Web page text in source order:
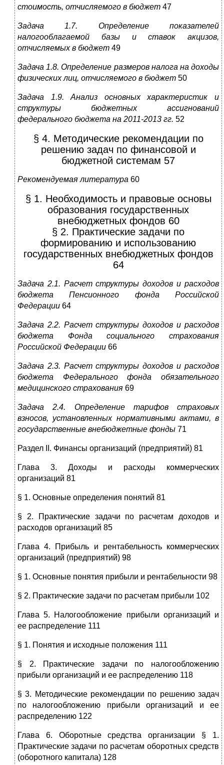
стоимость, отчисляемого в бюджет 47
Задача 1.7. Определение показателей
налогооблагаемой базы и ставок акцизов,
отчисляемых в бюджет 49
Задача 1.8. Определение размеров налога на доходы
физических лиц, отчисляемого в бюджет 50
Задача 1.9. Анализ основных характеристик и
структуры бюджетных ассигнований
федерального бюджета на 2011-2013 гг. 52
§ 4. Методические рекомендации по
решению задач по финансовой и
бюджетной системам 57
Рекомендуемая литература 60
§ 1. Необходимость и правовые основы
образования государственных
внебюджетных фондов 60
§ 2. Практические задачи по
формированию и использованию
государственных внебюджетных фондов
64
Задача 2.1. Расчет структуры доходов и расходов
бюджета Пенсионного фонда Российской
Федерации 64
Задача 2.2. Расчет структуры доходов и расходов
бюджета Фонда социального страхования
Российской Федерации 66
Задача 2.3. Расчет структуры доходов и расходов
бюджета Федерального фонда обязательного
медицинского страхования 69
Задача 2.4. Определение тарифов страховых
взносов, установленных нормативными актами, в
государственные внебюджетные фонды 71
Раздел II. Финансы организаций (предприятий) 81
Глава 3. Доходы и расходы коммерческих
организаций 81
§ 1. Основные определения понятий 81
§ 2. Практические задачи по расчетам доходов и
расходов организаций 85
Глава 4. Прибыль и рентабельность коммерческих
организаций (предприятий) 98
§ 1. Основные понятия прибыли и рентабельности 98
§ 2. Практические задачи по расчетам прибыли 102
Глава 5. Налогообложение прибыли организаций и
ее распределение 111
§ 1. Понятия и исходные положения 111
§ 2. Практические задачи по налогообложению
прибыли организаций и ее распределению 118
§ 3. Методические рекомендации по решению задач
по налогообложению прибыли организаций и ее
распределению 122
Глава 6. Оборотные средства организации § 1.
Практические задачи по расчетам оборотных средств
(оборотного капитала) 128